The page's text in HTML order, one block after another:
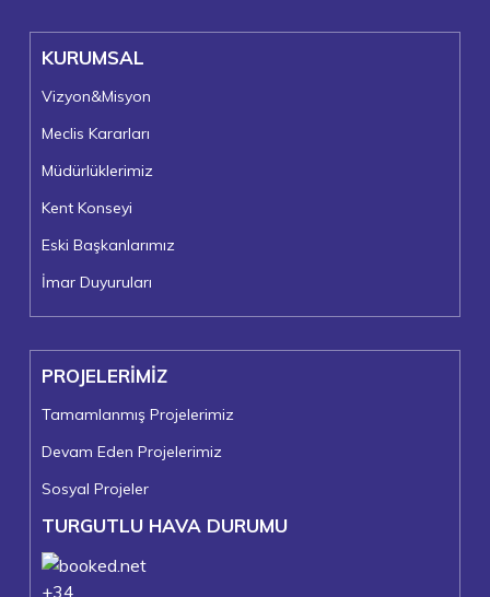
KURUMSAL
Vizyon&Misyon
Meclis Kararları
Müdürlüklerimiz
Kent Konseyi
Eski Başkanlarımız
İmar Duyuruları
PROJELERİMİZ
Tamamlanmış Projelerimiz
Devam Eden Projelerimiz
Sosyal Projeler
TURGUTLU HAVA DURUMU
+34